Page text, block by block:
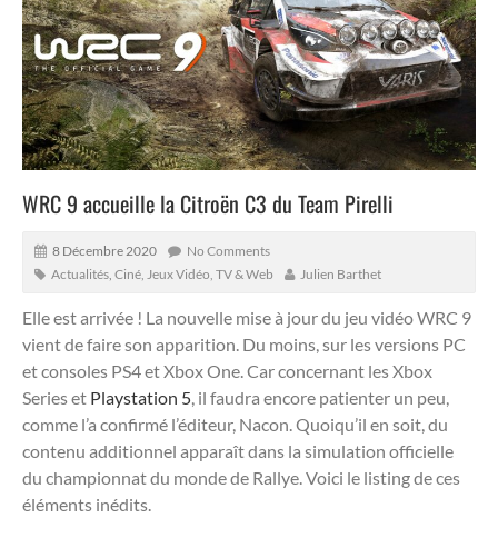
WRC 9 accueille la Citroën C3 du Team Pirelli
8 Décembre 2020
No Comments
Actualités Ciné, Jeux Vidéo, TV & Web Julien Barthet
Elle est arrivée ! La nouvelle mise à jour du jeu vidéo WRC 9
vient de faire son apparition. Du moins, sur les versions PC
et consoles PS4 et Xbox One. Car concernant les Xbox
Series et Playstation 5, il faudra encore patienter un peu,
comme l’a confirmé l’éditeur, Nacon.Quoiqu’il en soit, du
contenu additionnel apparaît dans la simulation officielle
du championnat du monde de Rallye. Voici le listing de ces
éléments inédits.